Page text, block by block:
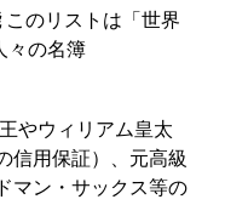
このリストは「世界
々の名簿
やウィリアム皇太
信用保証）、元高級
マン・サックス等の